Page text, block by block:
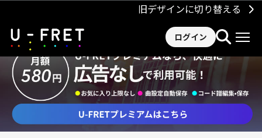
旧デザインに切り替える
ログイン